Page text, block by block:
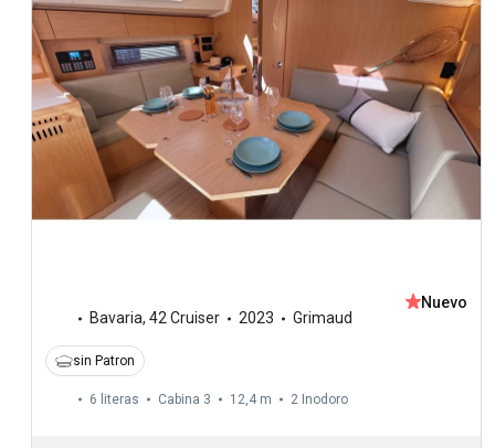
Bavaria, 42 Cruiser 2023 Grimaud
Nuevo
sin Patron
6 literas Cabina 3 12,4 m 2 Inodoro